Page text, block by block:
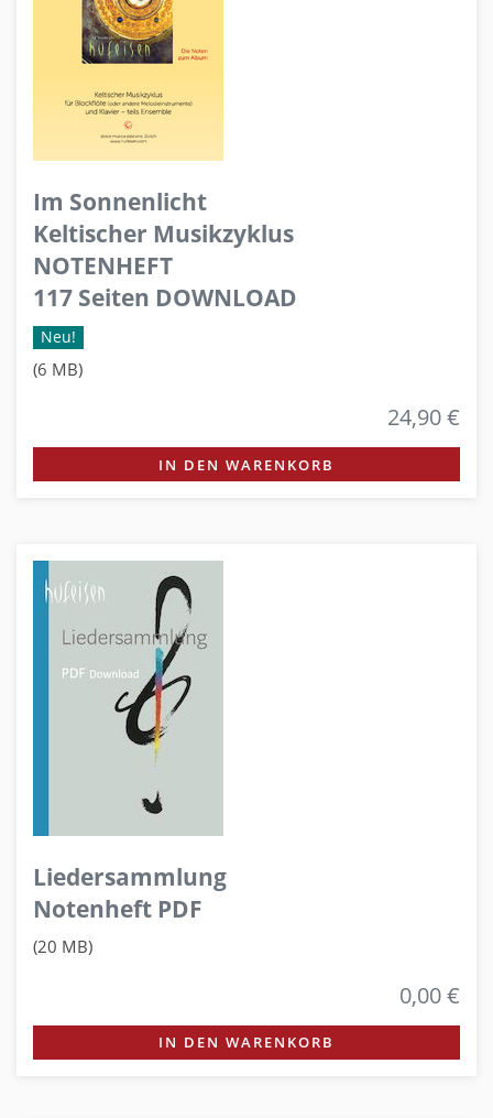
Im Sonnenlicht
Keltischer Musikzyklus
NOTENHEFT
117 Seiten DOWNLOAD
Neu!
(6 MB)
24,90 €
IN DEN WARENKORB
Liedersammlung
Notenheft PDF
(20 MB)
0,00 €
IN DEN WARENKORB